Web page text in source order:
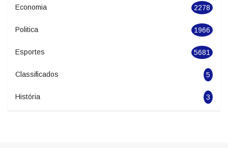
Geral 2846
Seguranca 1627
Economia 2278
Politica 1966
Esportes 5681